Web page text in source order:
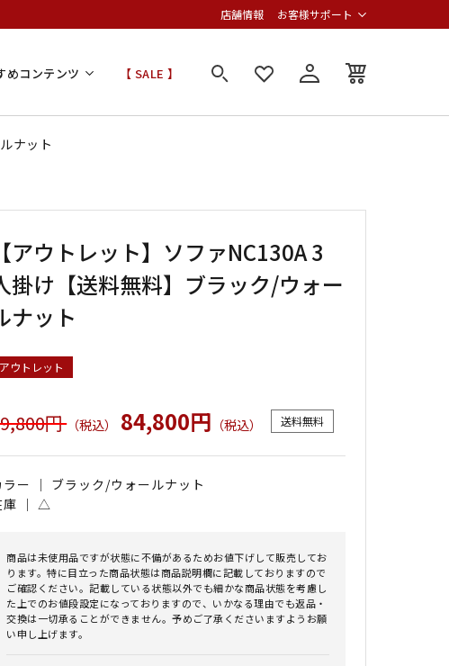
店舗情報 お客様サポート
めコンテンツ 【 SALE 】
ナット
【アウトレット】ソファNC130A 3
掛け【送料無料】ブラック/ウォー
ナット
アウトレット
円（税込） 84,800円 （税込） 送料無料
ラー ｜ ブラック/ウォールナット
庫 ｜△
商品は未使用品ですが状態に不備があるためお値下げして販売してお
ります。特に目立った商品状態は商品説明欄に記載しておりますので
ご確認ください。記載している状態以外でも細かな商品状態を考慮し
た上でのお値段設定になっておりますので、いかなる理由でも返品・
交換は一切承ることができません。予めご了承くださいますようお願
い申し上げます。